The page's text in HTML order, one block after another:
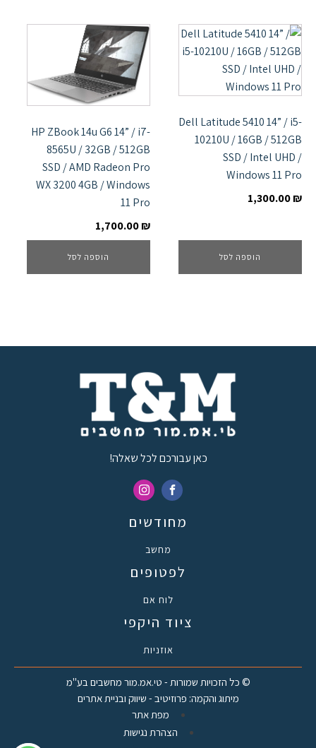
Dell Latitude 5410 14” / i5-
10210U / 16GB / 512GB
SSD / Intel UHD /
Windows 11 Pro
1,300.00₪
הוספה לסל
HP ZBook 14u G6 14” / i7-
8565U / 32GB / 512GB
SSD / AMD Radeon Pro
WX 3200 4GB / Windows
11 Pro
1,700.00₪
הוספה לסל
כאן עבורכם לכל שאלה!
מחודשים
מחשב
לפטופים
לוח אם
ציוד היקפי
אוזניות
© כל הזכויות שמורות - טי.אמ.מור מחשבים בע"מ
מיתוג והקמה: פרוזיטיב - שיווק ובניית אתרים
מפת אתר
הצהרת נגישות